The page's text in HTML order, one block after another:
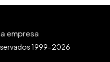
1999-2026